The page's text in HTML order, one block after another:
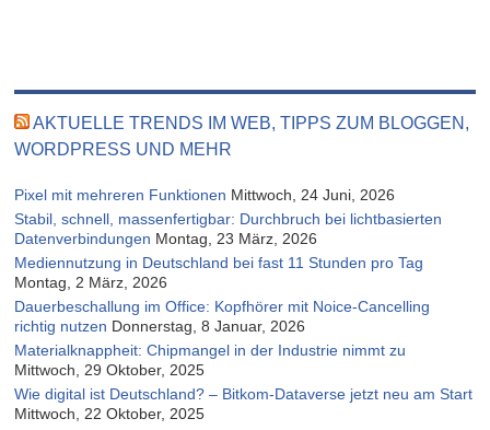
AKTUELLE TRENDS IM WEB, TIPPS ZUM BLOGGEN,
WORDPRESS UND MEHR
Pixel mit mehreren Funktionen Mittwoch, 24 Juni, 2026
Stabil, schnell, massenfertigbar: Durchbruch bei lichtbasierten
Datenverbindungen Montag, 23 März, 2026
Mediennutzung in Deutschland bei fast 11 Stunden pro Tag
Montag, 2 März, 2026
Dauerbeschallung im Office: Kopfhörer mit Noice-Cancelling
richtig nutzen Donnerstag, 8 Januar, 2026
Materialknappheit: Chipmangel in der Industrie nimmt zu
Mittwoch, 29 Oktober, 2025
Wie digital ist Deutschland? – Bitkom-Dataverse jetzt neu am Start
Mittwoch, 22 Oktober, 2025